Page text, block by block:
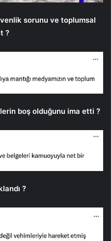
sorunu ve toplumsal
?
boş olduğunu ima etti ?
?